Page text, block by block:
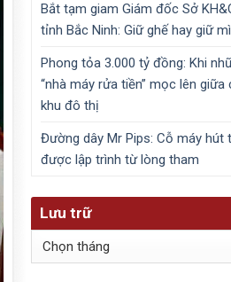
Bắt tạm giam Giám đốc Sở
tỉnh Bắc Ninh: Giữ ghế hay giữ
Phong tỏa 3.000 tỷ đồng: Khi
“nhà máy rửa tiền” mọc lên giữa
khu đô thị
Đường dây Mr Pips: Cỗ máy hút
được lập trình từ lòng tham
Lưu trữ
Lưu